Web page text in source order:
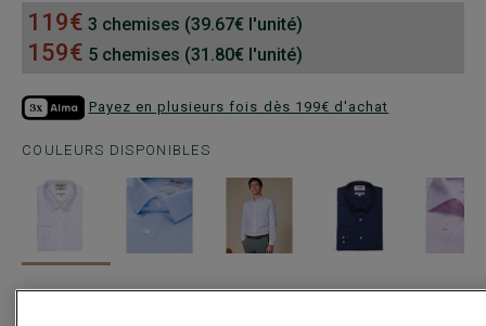
119€ 3 chemises (39.67€ l'unité)
159€ 5 chemises (31.80€ l'unité)
Payez en plusieurs fois dès 199€ d'achat
COULEURS DISPONIBLES